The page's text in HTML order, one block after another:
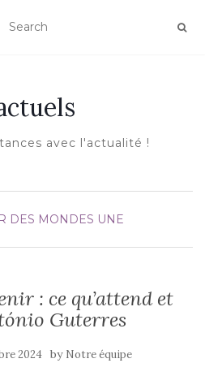
NAVIGATION
avec l'actualité !
DES MONDES UNE
: ce qu’attend et
Guterres
2024 by Notre équipe